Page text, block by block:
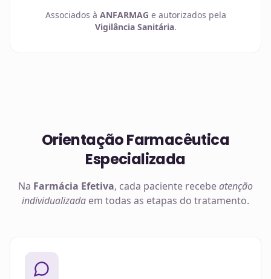
Associados à ANFARMAG e autorizados pela
Vigilância Sanitária.
Orientação Farmacêutica
Especializada
Na Farmácia Efetiva, cada paciente recebeatenção
individualizada em todas as etapas do tratamento.